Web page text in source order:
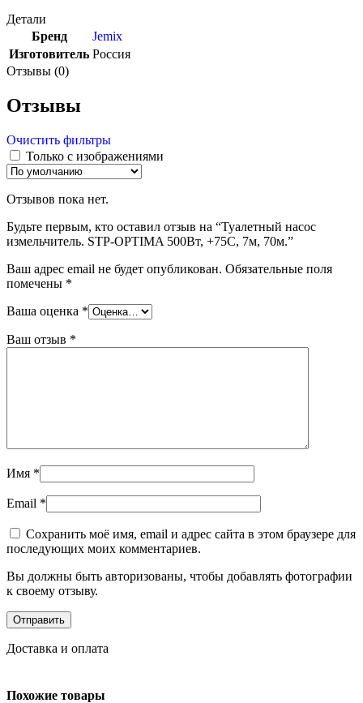
Детали
Бренд
Jemix
Изготовитель Россия
Отзывы (0)
Отзывы
Очистить фильтры
Только с изображениями
Отзывов пока нет.
Будьте первым, кто оставил отзыв на “Туалетный насос
измельчитель. STP-OPTIMA 500Вт, +75С, 7м, 70м.”
Ваш адрес email не будет опубликован. Обязательные поля
помечены *
Ваша оценка *
Ваш отзыв *
Имя *
Email *
Сохранить моё имя, email и адрес сайта в этом браузере для
последующих моих комментариев.
Вы должны быть авторизованы, чтобы добавлять фотографии
к своему отзыву.
Доставка и оплата
Похожие товары